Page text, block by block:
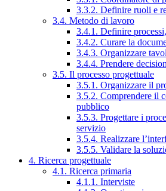
3.3.2. Definire ruoli e
3.4. Metodo di lavoro
3.4.1. Definire
3.4.2. Curare la
3.4.3. Organizzare
3.4.4. Prendere
3.5. Il processo progettuale
3.5.1. Organizzare il
3.5.2. Comprendere il
pubblico
3.5.3. Progettare i
servizio
3.5.4. Realizzare
3.5.5. Validare la
4. Ricerca progettuale
4.1. Ricerca primaria
4.1.1. Interviste